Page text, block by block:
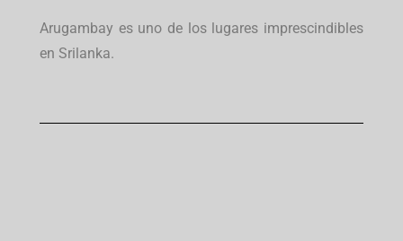
Arugambay es uno de los lugares imprescindibles
en Srilanka.